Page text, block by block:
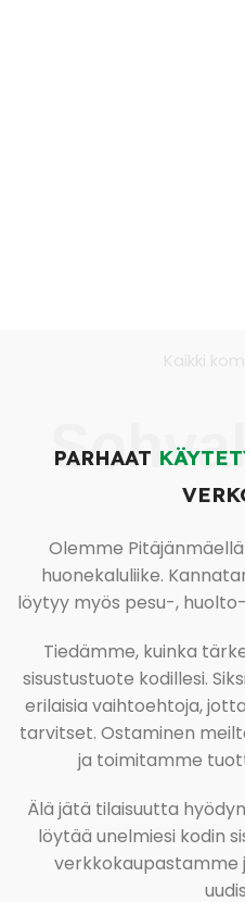
PARHAAT
Olemme
huonekaluliike.
löytyy myös pesu-,
Tiedämme, kuinka
sisustustuote kodillesi.
erilaisia vaihtoehtoja,
tarvitset. Ostaminen
ja toimitamme
Älä jätä tilaisuutta
löytää unelmiesi kodin
verkkokaupastamme